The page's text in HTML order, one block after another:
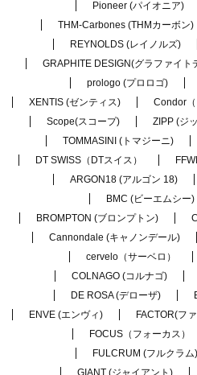
Pioneer (パイオニア)
THM-Carbones (THMカーボン)
REYNOLDS (レイノルズ)
GRAPHITE DESIGN(グラファイト
prologo (プロロゴ)
XENTIS (ゼンティス)
Condor（
Scope(スコープ)
ZIPP (ジ
TOMMASINI (トマジーニ)
DT SWISS（DTスイス）
ARGON18 (アルゴン 18)
BMC (ビーエムシー)
BROMPTON (ブロンプトン)
Cannondale (キャノンデール)
cervelo（サーベロ）
COLNAGO (コルナゴ)
DE ROSA (デローザ)
ENVE (エンヴィ)
FACTOR(フ
FOCUS（フォーカス）
FULCRUM (フルクラム)
GIANT (ジャイアント)